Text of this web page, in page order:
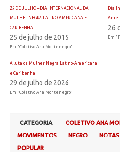
25 DE JULHO – DIA INTERNACIONAL DA
MULHER NEGRA LATINO AMERICANA E
CARIBENHA
25 de julho de 2015
Em "Coletivo Ana Montenegro"
Dia
26
Em
A luta da Mulher Negra Latino-Americana
e Caribenha
29 de julho de 2026
Em "Coletivo Ana Montenegro"
CATEGORIA COLETIVO ANA
MOVIMENTOS
NEGRO
POPULAR